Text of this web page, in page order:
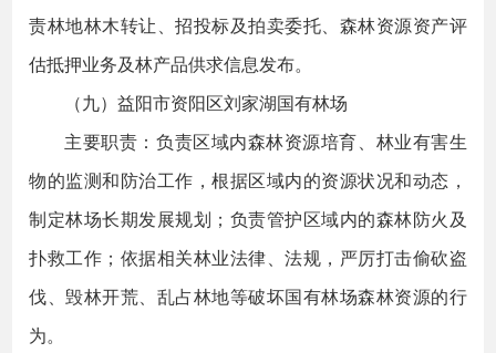
责林地林木转让、招投标及拍卖委托、森林资源资产评
估抵押业务及林产品供求信息发布。
（九）益阳市资阳区刘家湖国有林场
主要职责：负责区域内森林资源培育、林业有害生
物的监测和防治工作，根据区域内的资源状况和动态，
制定林场长期发展规划；负责管护区域内的森林防火及
扑救工作；依据相关林业法律、法规，严厉打击偷砍盗
伐、毁林开荒、乱占林地等破坏国有林场森林资源的行
为。